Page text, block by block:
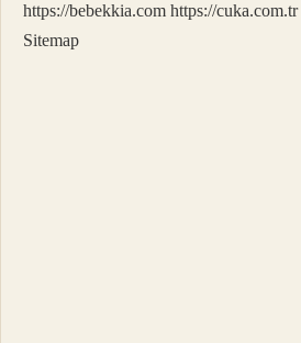
https://bebekkia.com https://cuka.com.tr
Sitemap